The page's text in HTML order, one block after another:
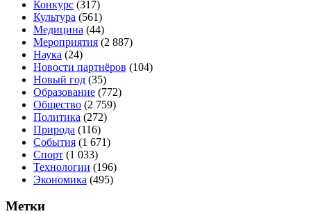
Конкурс (317)
Культура (561)
Медицина (44)
Мероприятия (2 887)
Наука (24)
Новости партнёров (104)
Новый год (35)
Образование (772)
Общество (2 759)
Политика (272)
Природа (116)
События (1 671)
Спорт (1 033)
Технологии (196)
Экономика (495)
Метки